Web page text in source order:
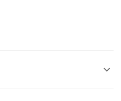
keyboard_arrow_up